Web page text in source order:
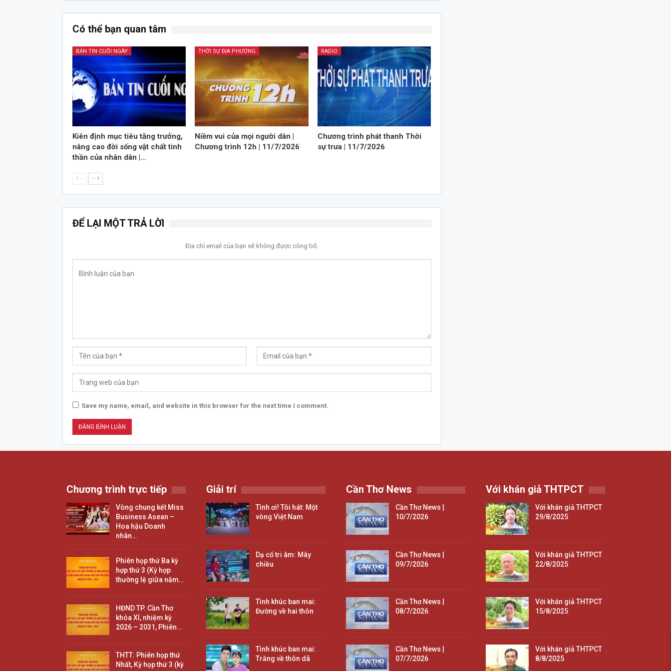
Có thể bạn quan tâm
BẢN TIN CUỐI NGÀY
Kiên định mục tiêu tăng trưởng,
nâng cao đời sống vật chất tinh
thần của nhân dân |…
THỜI SỰ ĐỊA PHƯƠNG
Niềm vui của mọi người dân |
Chương trình 12h | 11/7/2026
RADIO
Chương trình phát thanh Thời
sự trưa | 11/7/2026
-- --
ĐỂ LẠI MỘT TRẢ LỜI
Địa chỉ email của bạn sẽ không được công bố.
Save my name, email, and website in this browser for the next time I comment.
Chương trình trực tiếp
Vòng chung kết Miss
Business Asean –
Hoa hậu Doanh
nhân…
Phiên họp thứ Ba kỳ
hợp thứ 3 (Kỳ hợp
thường lệ giữa năm…
HĐND TP. Cần Thơ
khóa XI, nhiệm kỳ
2026 – 2031, Phiên…
THTT: Phiên họp thứ
Nhất, Kỳ họp thứ 3 (kỳ
Giải trí
Tình ơi! Tôi hát: Một
vòng Việt Nam
Dạ cổ tri âm: Mây
chiều
Tình khúc ban mai:
Đường về hai thôn
Tình khúc ban mai:
Trăng về thôn dã
Cần Thơ News
Cần Thơ News |
10/7/2026
Cần Thơ News |
09/7/2026
Cần Thơ News |
08/7/2026
Cần Thơ News |
07/7/2026
Với khán giả THTPCT
Với khán giả THTPCT
29/8/2025
Với khán giả THTPCT
22/8/2025
Với khán giả THTPCT
15/8/2025
Với khán giả THTPCT
8/8/2025